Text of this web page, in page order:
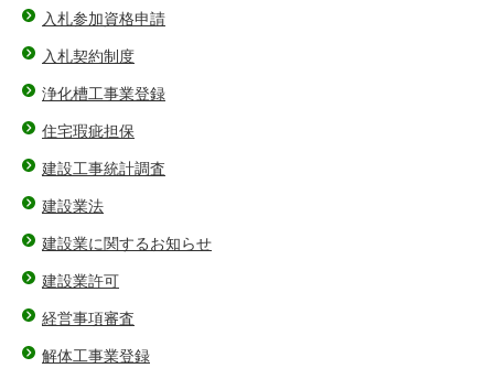
入札参加資格申請
入札契約制度
浄化槽工事業登録
住宅瑕疵担保
建設工事統計調査
建設業法
建設業に関するお知らせ
建設業許可
経営事項審査
解体工事業登録